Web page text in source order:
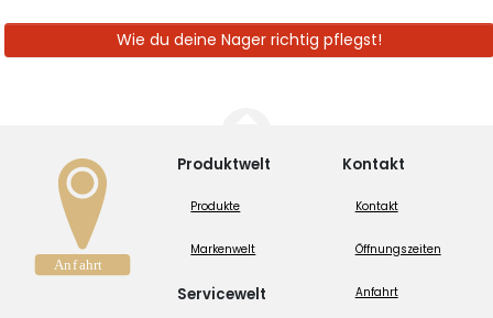
Wie du deine Nager richtig pflegst!
Produktwelt
Produkte
Markenwelt
Servicewelt
Kontakt
Kontakt
Öffnungszeiten
Anfahrt